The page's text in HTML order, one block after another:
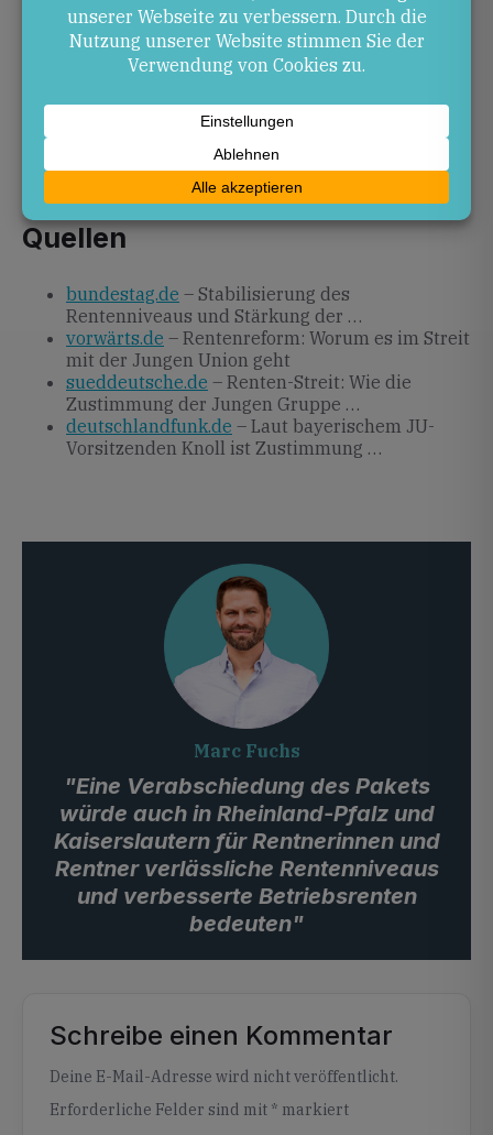
In den kommenden Tagen wird sich zeigen, ob die
vorgelegte Kompromissformulierung ausreicht, um
Zustimmung zu überzeugen. Entscheiden sie sich
positiv, kann das Gesetz bald in Kraft treten.
Andernfalls drohen weitere Debatten und mögliche
Quellen
bundestag.de – Stabilisierung des
Rentenniveaus und Stärkung der …
vorwärts.de – Rentenreform: Worum es im Streit
mit der Jungen Union geht
sueddeutsche.de – Renten-Streit: Wie die
Zustimmung der Jungen Gruppe …
deutschlandfunk.de – Laut bayerischem JU-
Vorsitzenden Knoll ist Zustimmung …
Marc Fuchs
"Eine Verabschiedung des Pakets
würde auch in Rheinland-Pfalz und
Kaiserslautern für Rentnerinnen und
Rentner verlässliche Rentenniveaus
und verbesserte Betriebsrenten
bedeuten"
Schreibe einen Kommentar
Deine E-Mail-Adresse wird nicht veröffentlicht.
Erforderliche Felder sind mit * markiert
Alternative: